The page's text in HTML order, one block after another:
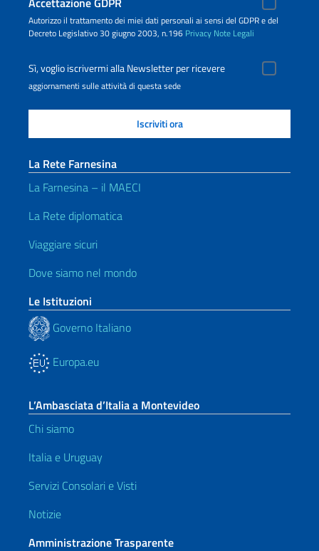
Autorizzo il trattamento dei miei dati personali ai sensi del GDPR e del
Decreto Legislativo 30 giugno 2003, n.196 Privacy Note Legali
Sì, voglio iscrivermi alla Newsletter per ricevere
aggiornamenti sulle attività di questa sede
La Rete Farnesina
La Farnesina – il MAECI
La Rete diplomatica
Viaggiare sicuri
Dove siamo nel mondo
Le Istituzioni
Governo Italiano
Europa.eu
L’Ambasciata d’Italia a Montevideo
Chi siamo
Italia e Uruguay
Servizi Consolari e Visti
Notizie
Amministrazione Trasparente